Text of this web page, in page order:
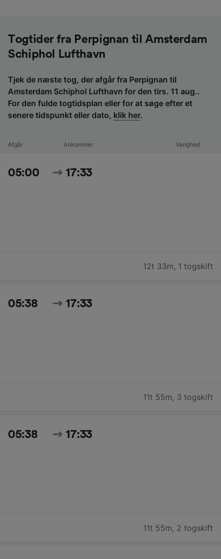
Togtider fra Perpignan til Amsterdam
Schiphol Lufthavn
Tjek de næste tog, der afgår fra Perpignan til
Amsterdam Schiphol Lufthavn for den tirs. 11 aug..
For den fulde togtidsplan eller for at søge efter et
senere tidspunkt eller dato, klik her.
Afgår Ankommer Varighed
05:00 17:33
12t 33m, 1 togskift
05:38 17:33
11t 55m, 3 togskift
05:38 17:33
11t 55m, 2 togskift